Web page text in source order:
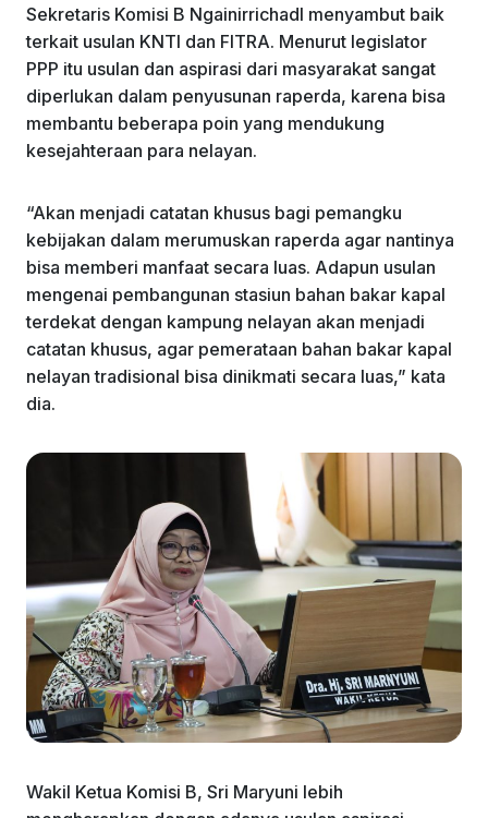
Sekretaris Komisi B Ngainirrichadl menyambut baik
terkait usulan KNTI dan FITRA. Menurut legislator
PPP itu usulan dan aspirasi dari masyarakat sangat
diperlukan dalam penyusunan raperda, karena bisa
membantu beberapa poin yang mendukung
kesejahteraan para nelayan.
“Akan menjadi catatan khusus bagi pemangku
kebijakan dalam merumuskan raperda agar nantinya
bisa memberi manfaat secara luas. Adapun usulan
mengenai pembangunan stasiun bahan bakar kapal
terdekat dengan kampung nelayan akan menjadi
catatan khusus, agar pemerataan bahan bakar kapal
nelayan tradisional bisa dinikmati secara luas,” kata
dia.
Wakil Ketua Komisi B, Sri Maryuni lebih